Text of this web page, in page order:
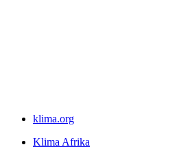
klima.org
Klima Afrika